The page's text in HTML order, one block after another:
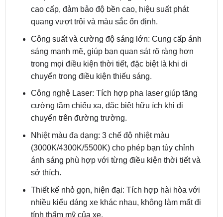
LED và 1 chip Laser, tạo ra ánh sáng cực kỳ
mạnh mẽ, tập trung và chiếu xa.
Chip LED OSRAM: Sử dụng chip LED OSRAM
cao cấp, đảm bảo độ bền cao, hiệu suất phát
quang vượt trội và màu sắc ổn định.
Công suất và cường độ sáng lớn: Cung cấp ánh
sáng mạnh mẽ, giúp bạn quan sát rõ ràng hơn
trong mọi điều kiện thời tiết, đặc biệt là khi di
chuyển trong điều kiện thiếu sáng.
Công nghệ Laser: Tích hợp pha laser giúp tăng
cường tầm chiếu xa, đặc biệt hữu ích khi di
chuyển trên đường trường.
Nhiệt màu đa dạng: 3 chế độ nhiệt màu
(3000K/4300K/5500K) cho phép bạn tùy chỉnh
ánh sáng phù hợp với từng điều kiện thời tiết và
sở thích.